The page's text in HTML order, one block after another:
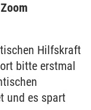
Hilfskraft
bitte erstmal
und es spart